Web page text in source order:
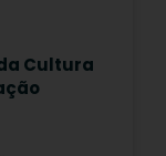
Cultura